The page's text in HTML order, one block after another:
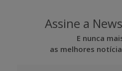
Assine a
E nunca
as melhores